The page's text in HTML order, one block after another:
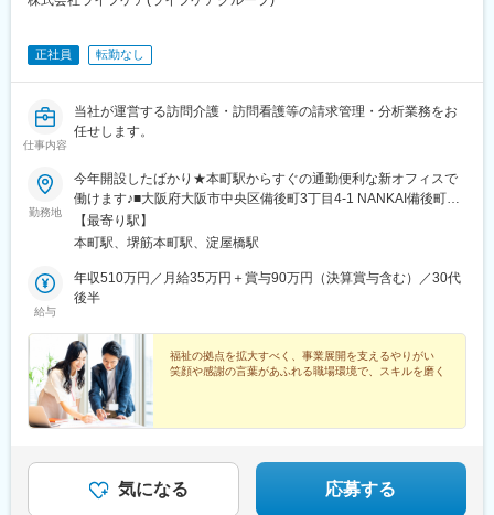
正社員 転勤なし
仕事内容
当社が運営する訪問介護・訪問看護等の請求管理・分析業務をお
任せします。
勤務地
今年開設したばかり★本町駅からすぐの通勤便利な新オフィスで
働けます♪■大阪府大阪市中央区備後町3丁目4-1 NANKAI備後町ビ
ル2階・大阪メトロ御堂筋本線「本町駅」より徒歩3分・大阪メト
ロ中央線「堺筋本町駅」より徒歩5分※受動喫煙対策：屋内全面禁
【最寄り駅】
本町駅、堺筋本町駅、淀屋橋駅
給与
年収510万円／月給35万円＋賞与90万円（決算賞与含む）／30代
後半
福祉の拠点を拡大すべく、事業展開を支えるやりがい
笑顔や感謝の言葉があふれる職場環境で、スキルを磨く
気になる 応募する